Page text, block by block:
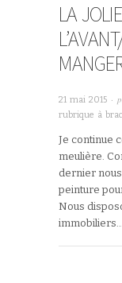
LA
21 mai 2015 ·
rubrique à brac
Je continue
meulière.
dernier
peinture
Nous
immobiliers…